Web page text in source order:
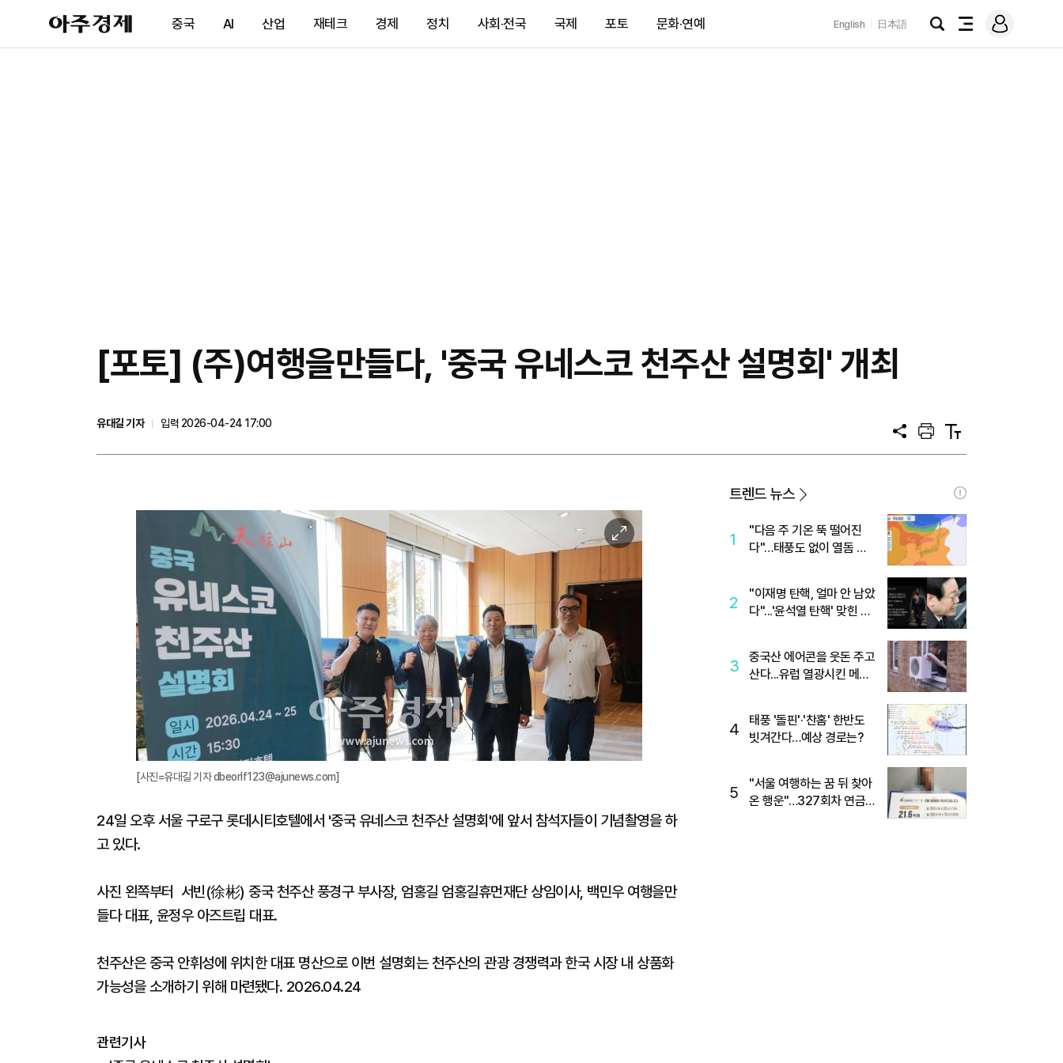
아
주
제
중국 AI 산업 재테크 경제 정치 사회·전국 국제 포토 문화·연예 English 日本語
검
전
메
그
[포토] (주)여행을만들다, '중국 유네스코 천주산 설명회' 개최
유대길 기자
입력 2026-04-24 17:00
공
프
트
텍
트
이
미
지
[사진=유대길 기자 dbeorlf123@ajunews.com]
24일 오후 서울 구로구 롯데시티호텔에서 '중국 유네스코 천주산 설명회'에 앞서 참석자들이 기념촬영을 하
고 있다.
사진 왼쪽부터 서빈(徐彬) 중국 천주산 풍경구 부사장, 엄홍길 엄홍길휴먼재단 상임이사, 백민우 여행을만
들다 대표, 윤정우 아즈트립 대표.
천주산은 중국 안휘성에 위치한 대표 명산으로 이번 설명회는 천주산의 관광 경쟁력과 한국 시장 내 상품화
가능성을 소개하기 위해 마련됐다. 2026.04.24
관련기사
트렌드 뉴스
1
"다음 주 기온 뚝 떨어진
다"…태풍도 없이 열돔 박
2
"이재명 탄핵, 얼마 안 남았
다"...'윤석열 탄핵' 맞힌 무
3
중국산 에어콘을 웃돈 주고
산다...유럽 열광시킨 메이
4
태풍 '돌핀'·'찬홈' 한반도
빗겨간다…예상 경로는?
5
"서울 여행하는 꿈 뒤 찾아
온 행운"…327회차 연금